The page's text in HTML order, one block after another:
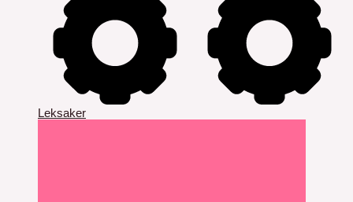
Leksaker